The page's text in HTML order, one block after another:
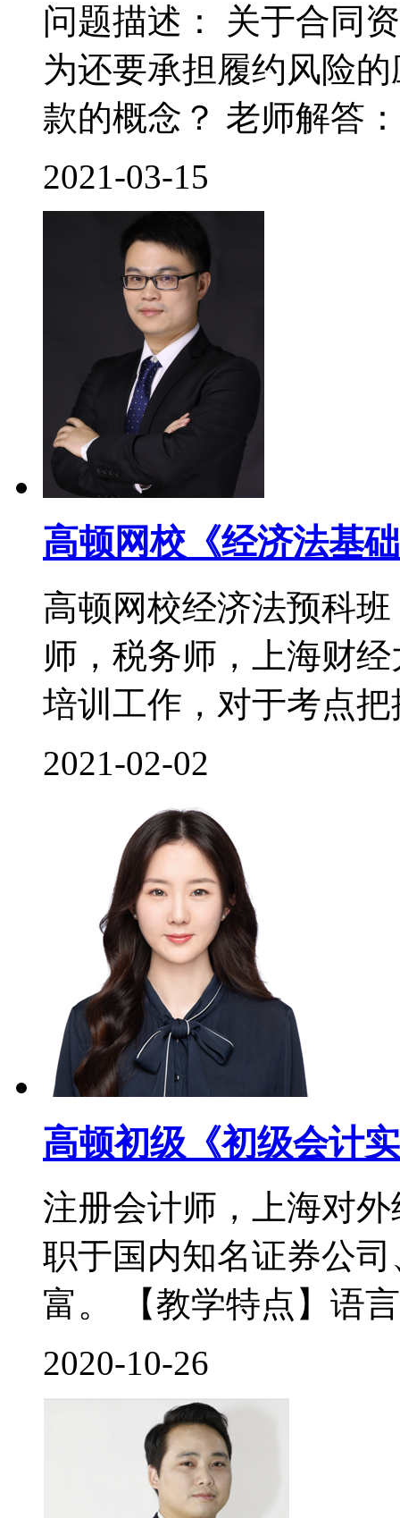
问题描述： 关于合同
为还要承担履约风险
款的概念？ 老师解答
2021-03-15
高顿网校《经济法基
高顿网校经济法预科
师，税务师，上海财
培训工作，对于考点
2021-02-02
高顿初级《初级会计
注册会计师，上海对
职于国内知名证券公
富。 【教学特点】语
2020-10-26